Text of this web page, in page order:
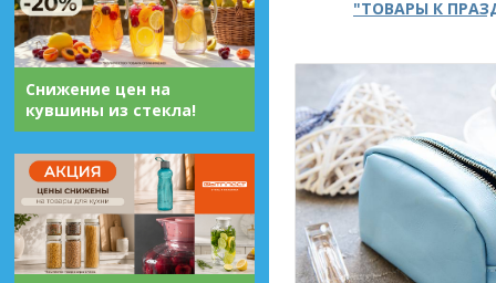
Снижение цен на
кувшины из стекла!
"ТОВАРЫ К